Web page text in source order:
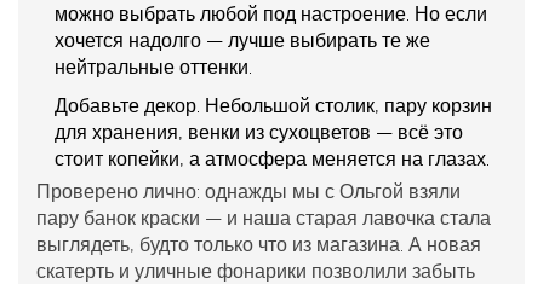
можно выбрать любой под настроение. Но если
хочется надолго — лучше выбирать те же
нейтральные оттенки.
Добавьте декор. Небольшой столик, пару корзин
для хранения, венки из сухоцветов — всё это
стоит копейки, а атмосфера меняется на глазах.
Проверено лично: однажды мы с Ольгой взяли
пару банок краски — и наша старая лавочка стала
выглядеть, будто только что из магазина. А новая
скатерть и уличные фонарики позволили забыть